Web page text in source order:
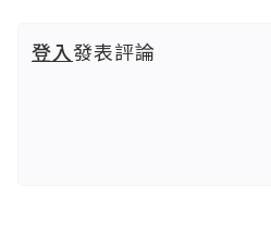
登入發表評論